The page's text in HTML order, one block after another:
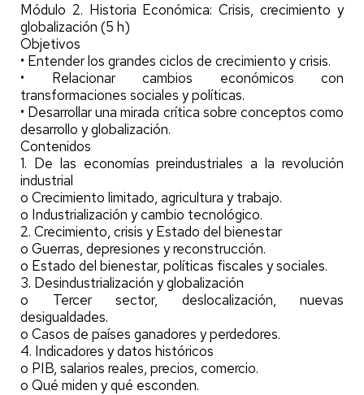
Módulo 2. Historia Económica: Crisis, crecimiento y
globalización (5 h)
Objetivos
• Entender los grandes ciclos de crecimiento y crisis.
• Relacionar cambios económicos con
transformaciones sociales y políticas.
• Desarrollar una mirada crítica sobre conceptos como
desarrollo y globalización.
Contenidos
1. De las economías preindustriales a la revolución
industrial
o Crecimiento limitado, agricultura y trabajo.
o Industrialización y cambio tecnológico.
2. Crecimiento, crisis y Estado del bienestar
o Guerras, depresiones y reconstrucción.
o Estado del bienestar, políticas fiscales y sociales.
3. Desindustrialización y globalización
o Tercer sector, deslocalización, nuevas
desigualdades.
o Casos de países ganadores y perdedores.
4. Indicadores y datos históricos
o PIB, salarios reales, precios, comercio.
o Qué miden y qué esconden.